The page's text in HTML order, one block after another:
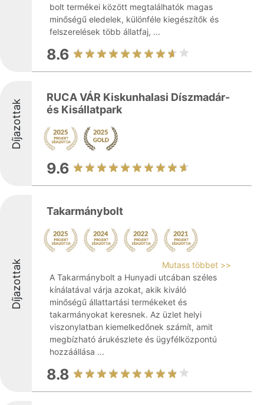
bolt termékei között megtalálhatók magas
minőségű eledelek, különféle kiegészítők és
felszerelések több állatfaj, ...
8.6
Díjazottak
RUCA VÁR Kiskunhalasi Díszmadár-
és Kisállatpark
9.6
Díjazottak
Takarmánybolt
Mutass többet >>
A Takarmánybolt a Hunyadi utcában széles
kínálatával várja azokat, akik kiváló
minőségű állattartási termékeket és
takarmányokat keresnek. Az üzlet helyi
viszonylatban kiemelkedőnek számít, amit
megbízható árukészlete és ügyfélközpontú
hozzáállása ...
8.8